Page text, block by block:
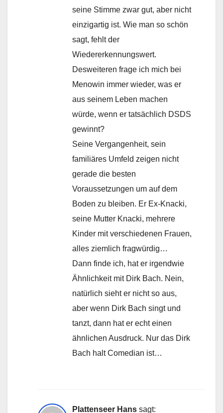
seine Stimme zwar gut, aber nicht
einzigartig ist. Wie man so schön
sagt, fehlt der
Wiedererkennungswert.
Desweiteren frage ich mich bei
Menowin immer wieder, was er
aus seinem Leben machen
würde, wenn er tatsächlich DSDS
gewinnt?
Seine Vergangenheit, sein
familiäres Umfeld zeigen nicht
gerade die besten
Voraussetzungen um auf dem
Boden zu bleiben. Er Ex-Knacki,
seine Mutter Knacki, mehrere
Kinder mit verschiedenen Frauen,
alles ziemlich fragwürdig…
Dann finde ich, hat er irgendwie
Ähnlichkeit mit Dirk Bach. Nein,
natürlich sieht er nicht so aus,
aber wenn Dirk Bach singt und
tanzt, dann hat er echt einen
ähnlichen Ausdruck. Nur das Dirk
Bach halt Comedian ist…
Plattenseer Hans sagt: